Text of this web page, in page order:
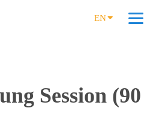
EN
Session (90